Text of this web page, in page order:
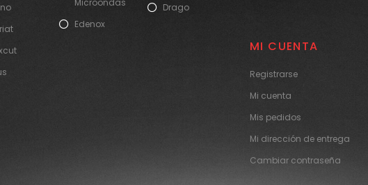
Edenox
Drago
MI CUENTA
Registrarse
Mi cuenta
Mis pedidos
Mi dirección de entrega
Cambiar contraseña